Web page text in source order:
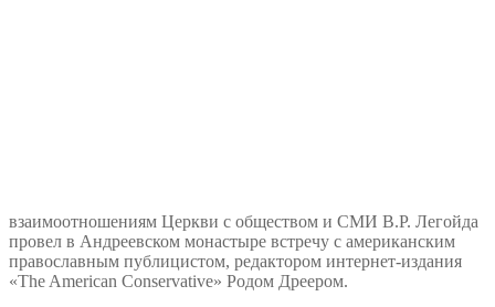
взаимоотношениям Церкви с обществом и СМИ В.Р. Легойда
провел в Андреевском монастыре встречу с американским
православным публицистом, редактором интернет-издания
«The American Conservative» Родом Дреером.